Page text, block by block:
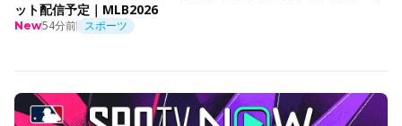
ット配信予定｜MLB2026
New54分前 スポーツ